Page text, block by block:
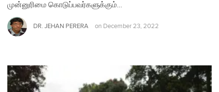
முன்னுரிமை கொடுப்பவர்களுக்கும்…
DR. JEHAN PERERA on December 23, 2022